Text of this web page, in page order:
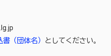
（団体名） としてください。